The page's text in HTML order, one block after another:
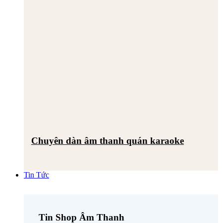
Chuyên dàn âm thanh quán karaoke
Tin Tức
Tin Shop Âm Thanh